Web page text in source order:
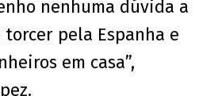
nenhuma dúvida a
pela Espanha e
em casa”,